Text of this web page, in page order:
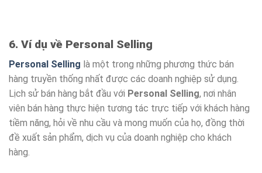
6. Ví dụ về Personal Selling
Personal Selling là một trong những phương thức bán
hàng truyền thống nhất được các doanh nghiệp sử dụng.
Lịch sử bán hàng bắt đầu với Personal Selling, nơi nhân
viên bán hàng thực hiện tương tác trực tiếp với khách hàng
tiềm năng, hỏi về nhu cầu và mong muốn của họ, đồng thời
đề xuất sản phẩm, dịch vụ của doanh nghiệp cho khách
hàng.